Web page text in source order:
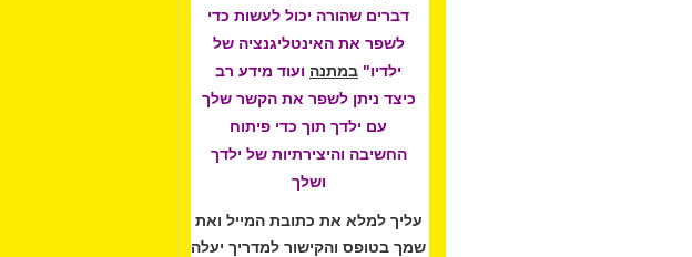
דברים שהורה יכול לעשות כדי
לשפר את האינטליגנציה של
ילדיו" במתנה ועוד מידע רב
כיצד ניתן לשפר את הקשר שלך
עם ילדך תוך כדי פיתוח
החשיבה והיצירתיות של ילדך
ושלך
עליך למלא את כתובת המייל ואת
שמך בטופס והקישור למדריך יעלה